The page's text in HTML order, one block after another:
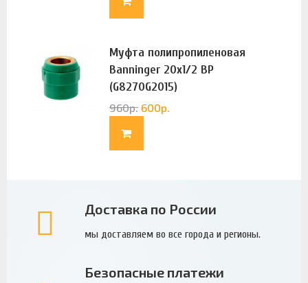
Муфта полипропиленовая
Banninger 20х1/2 ВР
(G8270G2015)
960р. 600р.
Доставка по России
мы доставляем во все города и регионы.
Безопасные платежи